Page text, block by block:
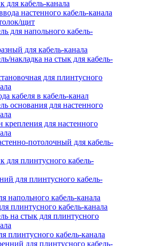
для кабель-канала
настенного кабель-канала
щит
для напольного кабель-
для кабель-канала
накладка на стык для кабель-
для плинтусного
кабеля в кабель-канал
основания для настенного
для настенного
потолочный для кабель-
для плинтусного кабель-
для плинтусного кабель-
напольного кабель-канала
плинтусного кабель-канала
на стык для плинтусного
плинтусного кабель-канала
для плинтусного кабель-